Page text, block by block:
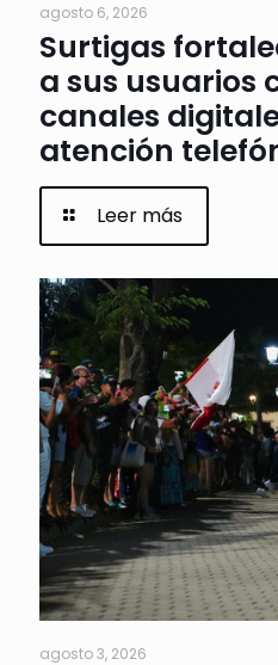
agosto 6, 2026
Surtigas
a sus usuarios
canales
atención
Leer más
agosto 3, 2026